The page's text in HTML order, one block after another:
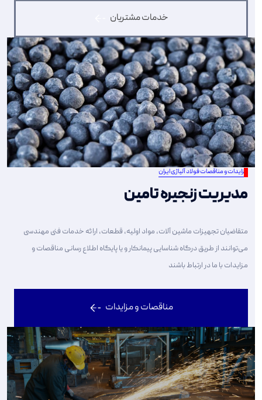
خدمات مشتریان
مزایدات و مناقصات فولاد آلیاژی ایران
مدیریت زنجیره تامین
متقاضیان تجهیزات ماشین آلات، مواد اولیه، قطعات، ارائه خدمات فنی مهندسی
می‌توانند از طریق درگاه شناسایی پیمانکار و یا پایگاه اطلاع رسانی مناقصات و
مزایدات با ما در ارتباط باشند
مناقصات و مزایدات